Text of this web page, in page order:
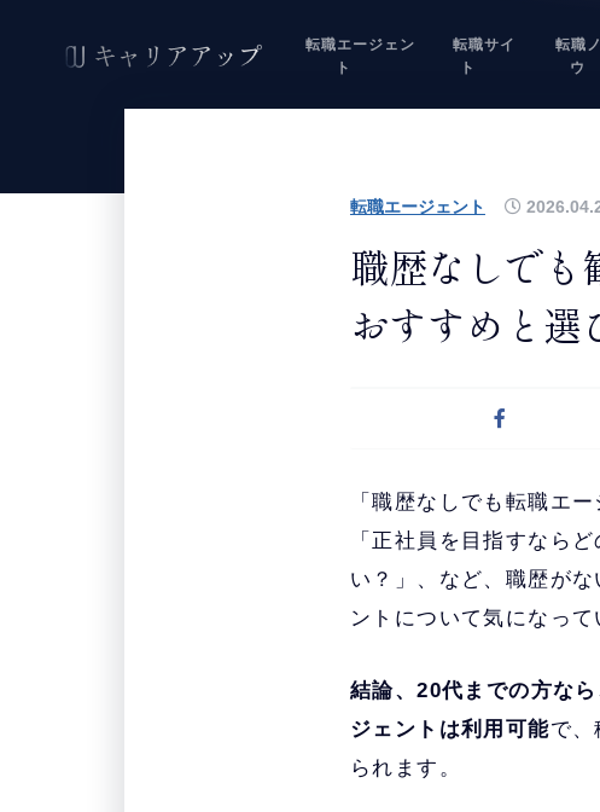
転職エージェン
ト
転職サイ
ト
転職
ウ
転職エージェント
職歴なしでも
おすすめと選
「職歴なしでも転職エ
「正社員を目指すなら
い？」、など、職歴が
ントについて気になって
結論、20代までの方な
ジェントは利用可能で、
られます。